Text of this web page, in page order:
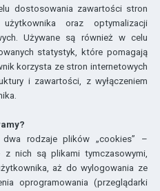
dostosowania zawartości stron
oraz optymalizacji
Używane są również w celu
statystyk, które pomagają
korzysta ze stron internetowych
i zawartości, z wyłączeniem
rodzaje plików „cookies” –
z nich są plikami tymczasowymi,
aż do wylogowania ze
oprogramowania (przeglądarki